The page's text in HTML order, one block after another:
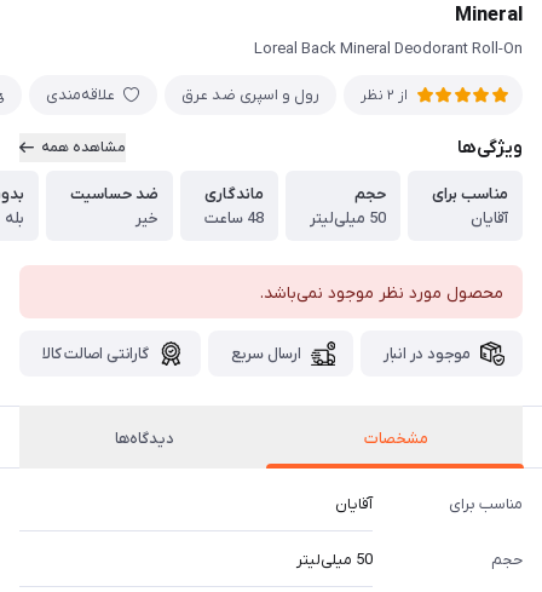
Mineral
Loreal Back Mineral Deodorant Roll-On
از 2 نظر رول و اسپری ضد عرق علاقه‌مندی
ویژگی‌ها مشاهده همه
مناسب برای
آقایان
حجم
50 میلی‌لیتر
ماندگاری
48 ساعت
ضد حساسیت
خیر
بله
محصول مورد نظر موجود نمی‌باشد.
موجود در انبار ارسال سریع گارانتی اصالت کالا
مشخصات دیدگاه‌ها
مناسب برای آقایان
حجم 50 میلی‌لیتر